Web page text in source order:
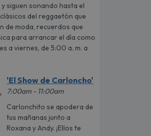
siguen sonando hasta el
del reggaetón que
de moda, recuerdos que
para arrancar el día como
a viernes, de 5:00 a. m. a
'El Show de Carloncho'
7:00am - 11:00am
Carlonchito se apodera de
tus mañanas junto a
Roxana y Andy. ¡Ellos te